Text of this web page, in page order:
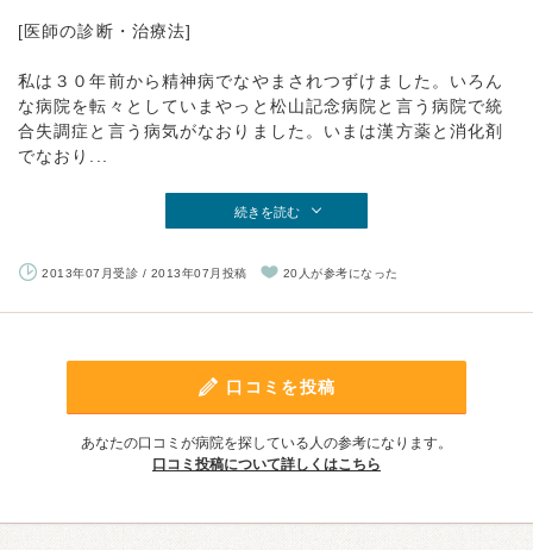
[医師の診断・治療法]
私は３０年前から精神病でなやまされつずけました。いろん
な病院を転々としていまやっと松山記念病院と言う病院で統
合失調症と言う病気がなおりました。いまは漢方薬と消化剤
でなおり...
続きを読む
2013年07月受診 / 2013年07月投稿 20人が参考になった
口コミを投稿
あなたの口コミが病院を探している人の参考になります。
口コミ投稿について詳しくはこちら